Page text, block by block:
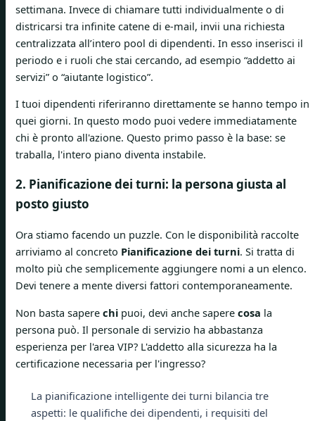
settimana. Invece di chiamare tutti individualmente o di
districarsi tra infinite catene di e-mail, invii una richiesta
centralizzata all’intero pool di dipendenti. In esso inserisci il
periodo e i ruoli che stai cercando, ad esempio “addetto ai
servizi” o “aiutante logistico”.
I tuoi dipendenti riferiranno direttamente se hanno tempo in
quei giorni. In questo modo puoi vedere immediatamente
chi è pronto all'azione. Questo primo passo è la base: se
traballa, l'intero piano diventa instabile.
2. Pianificazione dei turni: la persona giusta al
posto giusto
Ora stiamo facendo un puzzle. Con le disponibilità raccolte
arriviamo al concreto Pianificazione dei turni. Si tratta di
molto più che semplicemente aggiungere nomi a un elenco.
Devi tenere a mente diversi fattori contemporaneamente.
Non basta sapere chi puoi, devi anche sapere cosa la
persona può. Il personale di servizio ha abbastanza
esperienza per l'area VIP? L'addetto alla sicurezza ha la
certificazione necessaria per l'ingresso?
La pianificazione intelligente dei turni bilancia tre
aspetti: le qualifiche dei dipendenti, i requisiti del